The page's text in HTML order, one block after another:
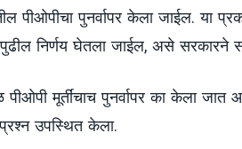
पुनर्वापर केला जाईल. या
निर्णय घेतला जाईल, असे सरकारने
मूर्तींचाच पुनर्वापर का केला जात
उपस्थित केला.